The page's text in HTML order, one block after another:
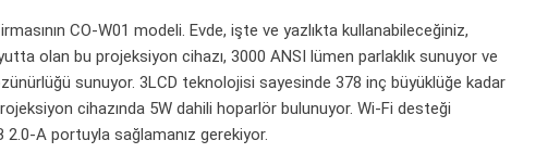
CO-W01 modeli. Evde, işte ve yazlıkta kullanabileceğiniz,
olan bu projeksiyon cihazı, 3000 ANSI lümen parlaklık sunuyor ve
sunuyor. 3LCD teknolojisi sayesinde 378 inç büyüklüğe kadar
cihazında 5W dahili hoparlör bulunuyor. Wi-Fi desteği
A portuyla sağlamanız gerekiyor.